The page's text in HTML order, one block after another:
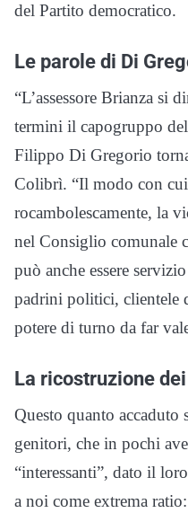
del Partito democratico.
Le parole di Di
“L’assessore Brianza si
termini il capogruppo
Filippo Di Gregorio
Colibrì. “Il modo con cui
rocambolescamente, la
nel Consiglio comunale
può anche essere
padrini politici, clientele
potere di turno da far
La ricostruzione
Questo quanto
genitori, che in pochi
“interessanti”, dato il
a noi come extrema